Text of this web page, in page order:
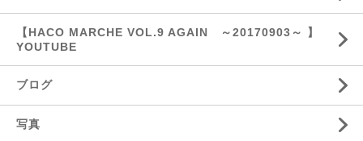
【HACO MARCHE VOL.9 AGAIN ～20170903～ 】
YOUTUBE
ブログ
写真